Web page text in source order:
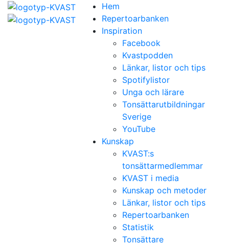
Hem
Repertoarbanken
Inspiration
Facebook
Kvastpodden
Länkar, listor och tips
Spotifylistor
Unga och lärare
Tonsättarutbildningar
Sverige
YouTube
Kunskap
KVAST:s
tonsättarmedlemmar
KVAST i media
Kunskap och metoder
Länkar, listor och tips
Repertoarbanken
Statistik
Tonsättare